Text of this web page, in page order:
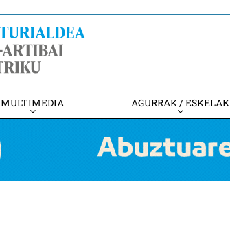
MULTIMEDIA AGURRAK / ESKELAK